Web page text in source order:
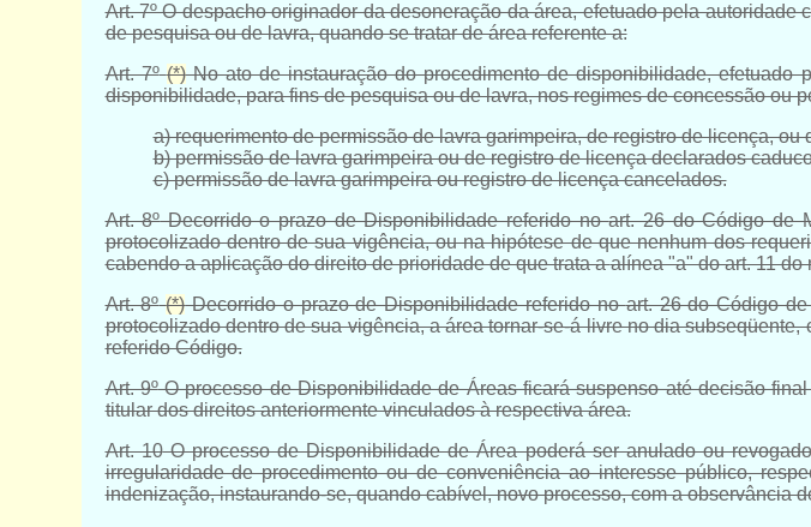
Art. 7ºO despacho originador da desoneração da área, efetuado pela autoridade
de pesquisa ou de lavra, quando se tratar de área referente a:
Art. 7º (*)No ato de instauração do procedimento de disponibilidade, efetuado
disponibilidade, para fins de pesquisa ou de lavra, nos regimes de concessão ou
a) requerimento de permissão de lavra garimpeira, de registro de licença,
b) permissão de lavra garimpeira ou de registro de licença declarados
c) permissão de lavra garimpeira ou registro de licença cancelados.
Art. 8ºDecorrido o prazo de Disponibilidade referido noart. 26 do Código de
protocolizado dentro de sua vigência, ou na hipótese de que nenhum dos
cabendo a aplicação do direito de prioridade de que trata aalínea "a" do art. 11 do
Art. 8º (*)Decorrido o prazo de Disponibilidade referido noart. 26 do Código
protocolizado dentro de sua vigência, a área tornar-se-á livre no dia
referido Código.
Art. 9ºO processo de Disponibilidade de Áreas ficará suspenso até decisão
titular dos direitos anteriormente vinculados à respectiva área.
Art. 10O processo de Disponibilidade de Área poderá ser anulado ou
irregularidade de procedimento ou de conveniência ao interesse público,
indenização, instaurando-se, quando cabível, novo processo, com a observância